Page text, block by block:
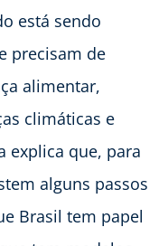
está sendo
precisam de
alimentar,
climáticas e
explica que, para
alguns passos
Brasil tem papel